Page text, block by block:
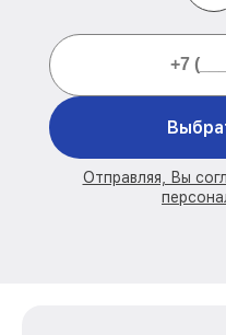
Отправляя, Вы